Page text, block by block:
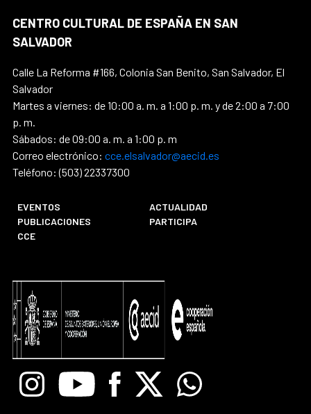
CENTRO CULTURAL DE ESPAÑA EN SAN
SALVADOR
Calle La Reforma #166, Colonia San Benito, San Salvador, El
Salvador
Martes a viernes: de 10:00 a. m. a 1:00 p. m. y de 2:00 a 7:00
p. m.
Sábados: de 09:00 a. m. a 1:00 p. m
Correo electrónico: cce.elsalvador@aecid.es
Teléfono: (503) 22337300
EVENTOS
ACTUALIDAD
PUBLICACIONES
PARTICIPA
CCE
InstagramYoutube Facebook
X Whatsapp